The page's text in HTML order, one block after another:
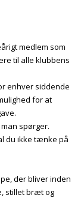
medlem som
til alle klubbens
enhver siddende
for at
spørger.
du ikke tænke på
der bliver inden
stillet bræt og